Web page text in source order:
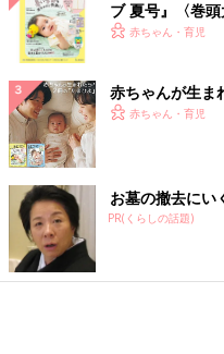
ブ 夏号』〈巻
く！ おっぱい・
赤ちゃん・育児
赤ちゃんが生ま
赤ちゃん・育児
お墓の撤去にい
PR(くらしの話題)